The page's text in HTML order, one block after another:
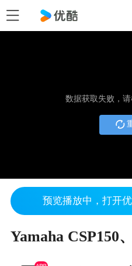
数据获取失败，
预览播放中，打开